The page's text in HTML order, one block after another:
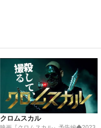
クロムスカル